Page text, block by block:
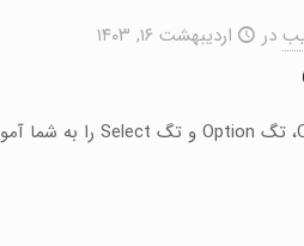
در اردیبهشت ۱۶, ۱۴۰۳